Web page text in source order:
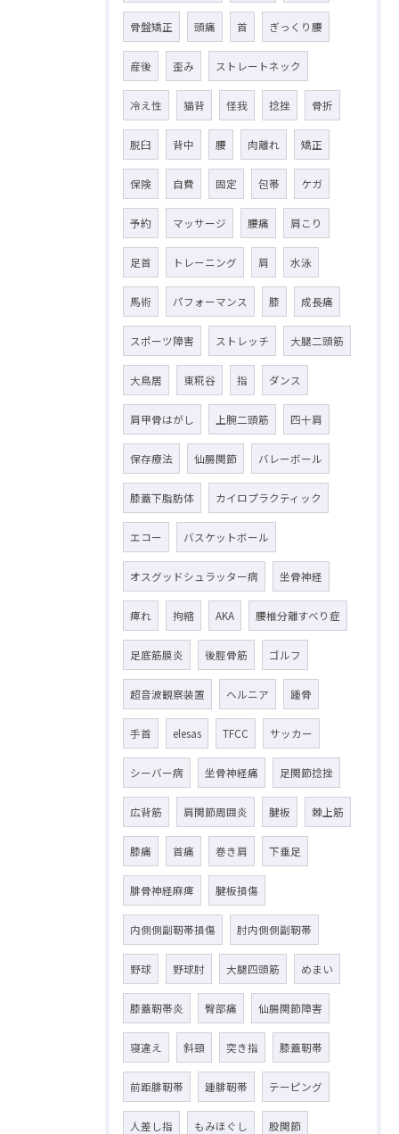
骨盤矯正 頭痛 首 ぎっくり腰
産後 歪み ストレートネック
冷え性 猫背 怪我 捻挫 骨折
脱臼 背中 腰 肉離れ 矯正
保険 自費 固定 包帯 ケガ
予約 マッサージ 腰痛 肩こり
足首 トレーニング 肩 水泳
馬術 パフォーマンス 膝 成長痛
スポーツ障害 ストレッチ 大腿二頭筋
大鳥居 東糀谷 指 ダンス
肩甲骨はがし 上腕二頭筋 四十肩
保存療法 仙腸関節 バレーボール
膝蓋下脂肪体 カイロプラクティック
エコー バスケットボール
オスグッドシュラッター病 坐骨神経
痺れ 拘縮 AKA 腰椎分離すべり症
足底筋膜炎 後脛骨筋 ゴルフ
超音波観察装置 ヘルニア 踵骨
手首 elesas TFCC サッカー
シーバー病 坐骨神経痛 足関節捻挫
広背筋 肩関節周囲炎 腱板 棘上筋
膝痛 首痛 巻き肩 下垂足
腓骨神経麻痺 腱板損傷
内側側副靭帯損傷 肘内側側副靭帯
野球 野球肘 大腿四頭筋 めまい
膝蓋靭帯炎 臀部痛 仙腸関節障害
寝違え 斜頸 突き指 膝蓋靭帯
前距腓靭帯 踵腓靭帯 テーピング
人差し指 もみほぐし 股関節